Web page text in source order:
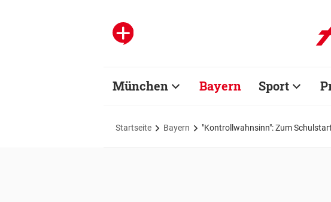
München Bayern Sport
Startseite Bayern "Kontrollwahnsinn": Zum